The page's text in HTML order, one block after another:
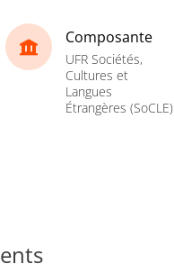
Composante
UFR Sociétés,
Cultures et
Langues
Étrangères (SoCLE)